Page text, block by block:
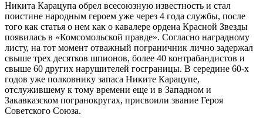
Никита Карацупа обрел всесоюзную известность и стал
поистине народным героем уже через 4 года службы, после
того как статья о нем как о кавалере ордена Красной Звезды
появилась в «Комсомольской правде». Согласно наградному
листу, на тот момент отважный пограничник лично задержал
свыше трех десятков шпионов, более 40 контрабандистов и
свыше 60 других нарушителей госграницы. В середине 60-х
годов уже полковнику запаса Никите Карацупе,
отслужившему к тому времени еще и в Западном и
Закавказском погранокругах, присвоили звание Героя
Советского Союза.